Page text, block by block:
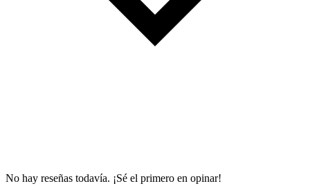
No hay reseñas todavía. ¡Sé el primero en opinar!